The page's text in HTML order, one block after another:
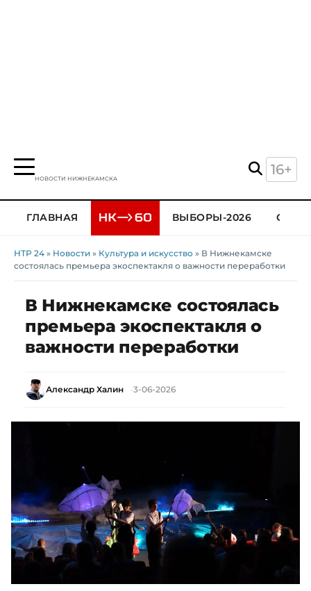
НОВОСТИ НИЖНЕКАМСКА
16+
ГЛАВНАЯ ВЫБОРЫ-2026
НТР 24 » Новости » Культура и искусство » В Нижнекамске
состоялась премьера экоспектакля о важности переработки
В Нижнекамске состоялась
премьера экоспектакля о
важности переработки
Александр Халин 3-06-2026